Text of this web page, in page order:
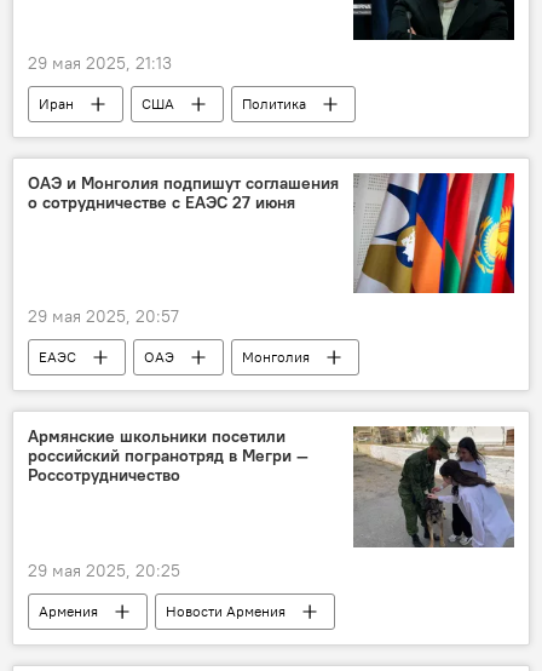
29 мая 2025, 21:13
Иран США Политика
ОАЭ и Монголия подпишут соглашения
о сотрудничестве с ЕАЭС 27 июня
29 мая 2025, 20:57
ЕАЭС ОАЭ Монголия
Армянские школьники посетили
российский погранотряд в Мегри —
Россотрудничество
29 мая 2025, 20:25
Армения
Новости Армения
пограничник